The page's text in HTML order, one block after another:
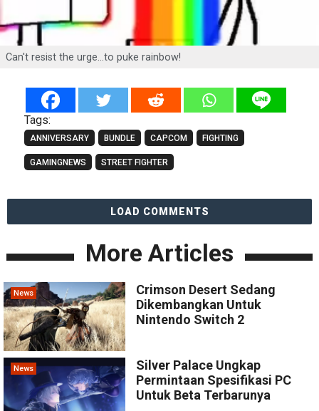
Can't resist the urge...to puke rainbow!
Tags:
ANNIVERSARY BUNDLE CAPCOM FIGHTING
GAMINGNEWS STREET FIGHTER
LOAD COMMENTS
More Articles
News
Crimson Desert Sedang
Dikembangkan Untuk
Nintendo Switch 2
News
Silver Palace Ungkap
Permintaan Spesifikasi PC
Untuk Beta Terbarunya